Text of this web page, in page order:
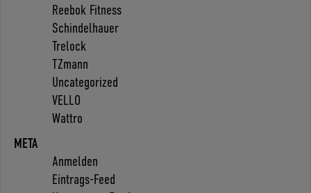
Reebok Fitness
Schindelhauer
Trelock
TZmann
Uncategorized
VELLO
Wattro
META
Anmelden
Eintrags-Feed